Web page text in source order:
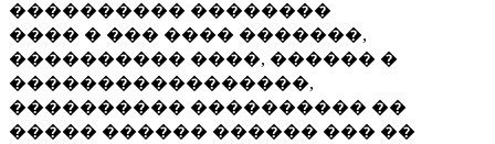
���������� ��������
���� � ��� ���� �������,
���������� ����, ������ �
�����������������,
���������� ���������� ��
����� ������ ������ ��� ��